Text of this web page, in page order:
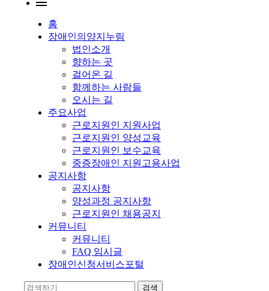
홈
장애인의양지누림
법인소개
향하는 곳
걸어온 길
함께하는 사람들
오시는 길
주요사업
근로지원인 지원사업
근로지원인 양성교육
근로지원인 보수교육
중증장애인 지원고용사업
공지사항
공지사항
양성과정 공지사항
근로지원인 채용공지
커뮤니티
커뮤니티
FAQ 임시글
장애인신청서비스포털